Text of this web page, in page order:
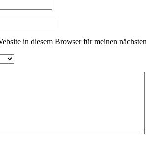
in diesem Browser für meinen